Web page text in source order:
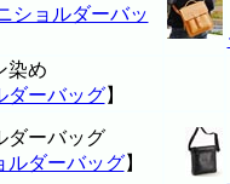
ショルダーバッ
染め
ダーバッグ】
ダーバッグ
ルダーバッグ】